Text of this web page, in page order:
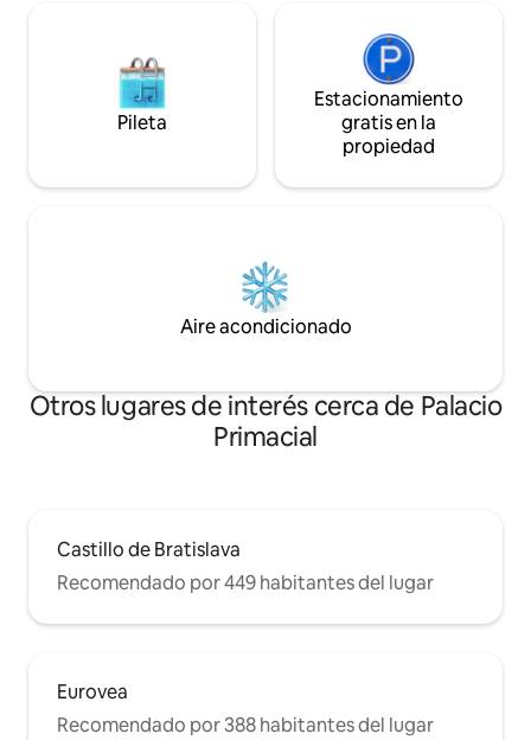
Pileta
Estacionamiento
gratis en la
propiedad
Aire acondicionado
Otros lugares de interés cerca de Palacio
Primacial
Castillo de Bratislava
Recomendado por 449 habitantes del lugar
Eurovea
Recomendado por 388 habitantes del lugar